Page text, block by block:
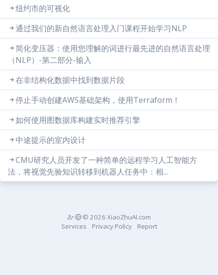
纽约市的可视化
通过我们的新自然语言处理入门课程开始学习NLP
简化变压器：使用您理解的词进行最先进的自然语言处理
（NLP）-第二部分-输入
在非结构化数据中找到数据片段
停止手动创建AWS基础架构，使用Terraform！
如何使用图数据库构建实时推荐引擎
中途提示的室内设计
CMU研究人员开发了一种简单的远程学习人工智能方
法，将视觉先验知识转移到机器人任务中：相...
© 2026 XiaoZhuAI.com
Services
Privacy Policy Report